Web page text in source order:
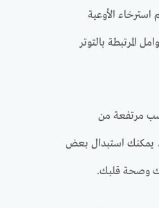
الأوعية
المرتبطة بالتوتر
مرتفعة من
يمكنك استبدال بعض
وصحة قلبك.